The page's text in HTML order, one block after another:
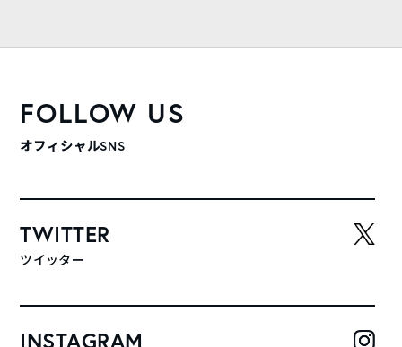
FOLLOW US
オフィシャルSNS
TWITTER
ツイッター
INSTAGRAM